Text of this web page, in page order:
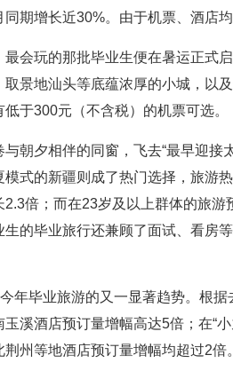
期增长近30%。由于机票、酒店
会玩的那批毕业生便在暑运正式
取景地汕头等底蕴浓厚的小城，以
低于300元（不含税）的机票可选。
朝夕相伴的同窗，飞去“最早迎
模式的新疆则成了热门选择，旅游
倍；而在23岁及以上群体的旅
生的毕业旅行还兼顾了面试、看房
今年毕业旅游的又一显著趋势。根
玉溪酒店预订量增幅高达5倍；在“
州等地酒店预订量增幅均超过2倍。